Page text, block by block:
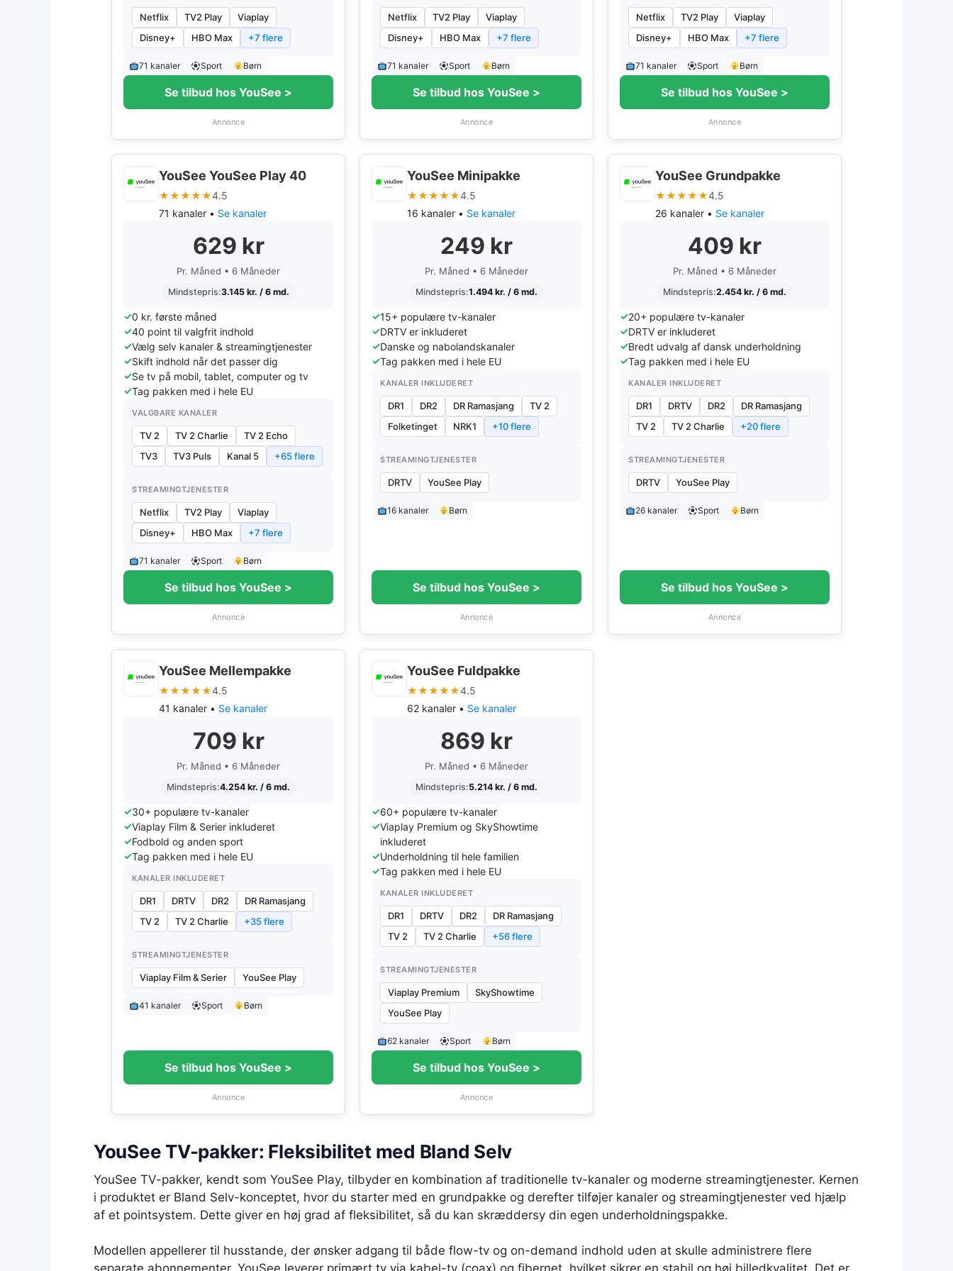
Netflix TV2 Play
Viaplay
Disney+
HBO Max +7 flere
71 kanaler Sport Børn
Se tilbud hos YouSee >
Annonce
Netflix TV2 Play
Viaplay
Disney+
HBO Max +7 flere
71 kanaler Sport Børn
Se tilbud hos YouSee >
Annonce
Netflix TV2 Play
Viaplay
Disney+
HBO Max +7 flere
71 kanaler Sport Børn
Se tilbud hos YouSee >
Annonce
YouSee YouSee Play 40
★★★★★4.5
71 kanaler • Se kanaler
629 kr
Pr. Måned • 6 Måneder
Mindstepris:3.145 kr. / 6 md.
0 kr. første måned
40 point til valgfrit indhold
Vælg selv kanaler & streamingtjenester
Skift indhold når det passer dig
Se tv på mobil, tablet, computer og tv
Tag pakken med i hele EU
VALGBARE KANALER
TV 2 TV 2 Charlie
TV 2 Echo
TV3
TV3 Puls Kanal 5 +65 flere
STREAMINGTJENESTER
Netflix TV2 Play
Viaplay
Disney+
HBO Max +7 flere
71 kanaler Sport Børn
Se tilbud hos YouSee >
Annonce
YouSee Minipakke
★★★★★4.5
16 kanaler • Se kanaler
249 kr
Pr. Måned • 6 Måneder
Mindstepris:1.494 kr. / 6 md.
15+ populære tv-kanaler
DRTV er inkluderet
Danske og nabolandskanaler
Tag pakken med i hele EU
KANALER INKLUDERET
DR1 DR2 DR Ramasjang
TV 2
Folketinget
NRK1 +10 flere
STREAMINGTJENESTER
DRTV YouSee Play
16 kanaler Børn
Se tilbud hos YouSee >
Annonce
YouSee Grundpakke
★★★★★4.5
26 kanaler • Se kanaler
409 kr
Pr. Måned • 6 Måneder
Mindstepris:2.454 kr. / 6 md.
20+ populære tv-kanaler
DRTV er inkluderet
Bredt udvalg af dansk underholdning
Tag pakken med i hele EU
KANALER INKLUDERET
DR1 DRTV DR2
DR Ramasjang
TV 2
TV 2 Charlie +20 flere
STREAMINGTJENESTER
DRTV YouSee Play
26 kanaler Sport Børn
Se tilbud hos YouSee >
Annonce
YouSee Mellempakke
★★★★★4.5
41 kanaler • Se kanaler
709 kr
Pr. Måned • 6 Måneder
Mindstepris:4.254 kr. / 6 md.
30+ populære tv-kanaler
Viaplay Film & Serier inkluderet
Fodbold og anden sport
Tag pakken med i hele EU
KANALER INKLUDERET
DR1 DRTV DR2
DR Ramasjang
TV 2
TV 2 Charlie +35 flere
STREAMINGTJENESTER
Viaplay Film & Serier YouSee Play
41 kanaler Sport Børn
Se tilbud hos YouSee >
Annonce
YouSee Fuldpakke
★★★★★4.5
62 kanaler • Se kanaler
869 kr
Pr. Måned • 6 Måneder
Mindstepris:5.214 kr. / 6 md.
60+ populære tv-kanaler
Viaplay Premium og SkyShowtime
inkluderet
Underholdning til hele familien
Tag pakken med i hele EU
KANALER INKLUDERET
DR1 DRTV DR2
DR Ramasjang
TV 2
TV 2 Charlie +56 flere
STREAMINGTJENESTER
Viaplay Premium
SkyShowtime
YouSee Play
62 kanaler Sport Børn
Se tilbud hos YouSee >
Annonce
YouSee TV-pakker: Fleksibilitet med Bland Selv
YouSee TV-pakker, kendt som YouSee Play, tilbyder en kombination af traditionelle tv-kanaler og moderne streamingtjenester. Kernen
i produktet er Bland Selv-konceptet, hvor du starter med en grundpakke og derefter tilføjer kanaler og streamingtjenester ved hjælp
af et pointsystem. Dette giver en høj grad af fleksibilitet, så du kan skræddersy din egen underholdningspakke.
Modellen appellerer til husstande, der ønsker adgang til både flow-tv og on-demand indhold uden at skulle administrere flere